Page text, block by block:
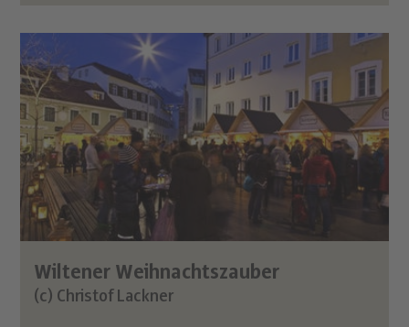
Wiltener Weihnachtszauber
(c) Christof Lackner